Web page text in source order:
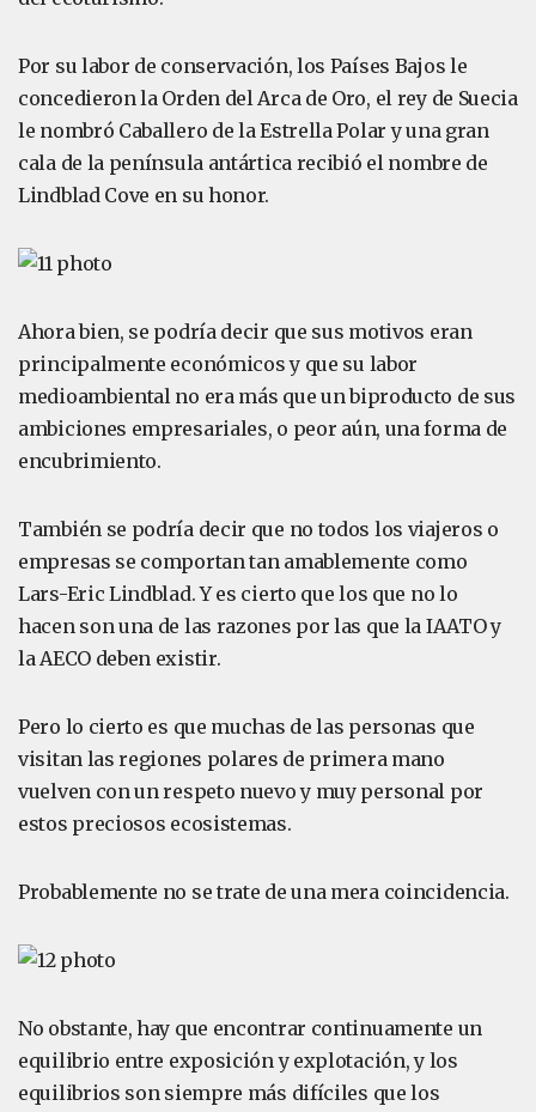
Por su labor de conservación, los Países Bajos le
concedieron la Orden del Arca de Oro, el rey de Suecia
le nombró Caballero de la Estrella Polar y una gran
cala de la península antártica recibió el nombre de
Lindblad Cove en su honor.
Ahora bien, se podría decir que sus motivos eran
principalmente económicos y que su labor
medioambiental no era más que un biproducto de sus
ambiciones empresariales, o peor aún, una forma de
encubrimiento.
También se podría decir que no todos los viajeros o
empresas se comportan tan amablemente como
Lars-Eric Lindblad. Y es cierto que los que no lo
hacen son una de las razones por las que la IAATO y
la AECO deben existir.
Pero lo cierto es que muchas de las personas que
visitan las regiones polares de primera mano
vuelven con un respeto nuevo y muy personal por
estos preciosos ecosistemas.
Probablemente no se trate de una mera coincidencia.
No obstante, hay que encontrar continuamente un
equilibrio entre exposición y explotación, y los
equilibrios son siempre más difíciles que los